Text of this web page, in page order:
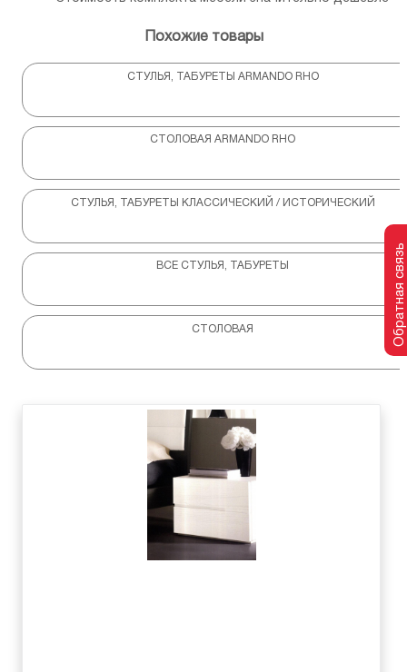
Похожие товары
СТУЛЬЯ, ТАБУРЕТЫ ARMANDO RHO
СТОЛОВАЯ ARMANDO RHO
СТУЛЬЯ, ТАБУРЕТЫ КЛАССИЧЕСКИЙ / ИСТОРИЧЕСКИЙ
ВСЕ СТУЛЬЯ, ТАБУРЕТЫ
СТОЛОВАЯ Обратная связь